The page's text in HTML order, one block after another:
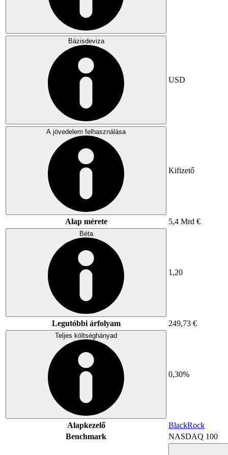
Bázisdeviza
USD
A jövedelem felhasználása
Kifizető
Alap mérete 5,4 Mrd €
Béta
1,20
Legutóbbi árfolyam 249,73 €
Teljes költséghányad
0,30%
Alapkezelő
BlackRock
Benchmark
NASDAQ 100